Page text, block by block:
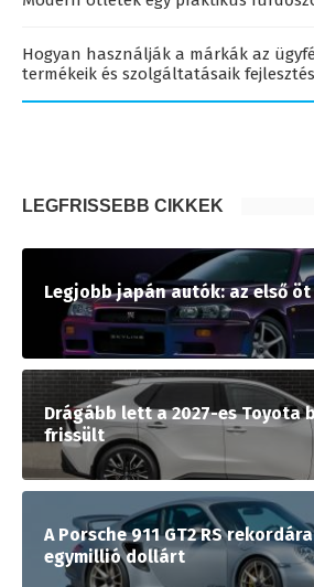
Hogyan használják a márkák az
termékeik és szolgáltatásaik
LEGFRISSEBB CIKKEK
Legjobb japán autók: az első
Drágább lett a 2027-es Toyota
frissült
A Porsche 911 GT2 RS
egymillió dollárt